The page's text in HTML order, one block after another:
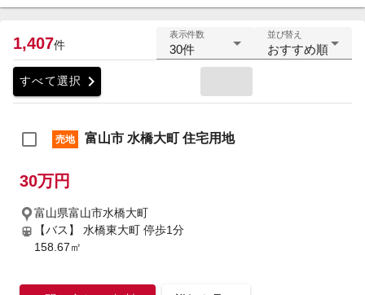
1,407件
表示件数
30件
並び替え
おすすめ順
すべて選択 chevron_right
売地 富山市 水橋大町 住宅用地
30万円
富山県富山市水橋大町
【バス】 水橋東大町 停歩1分
158.67㎡